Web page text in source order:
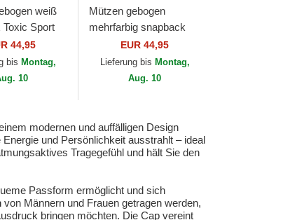
weiß
Sport
Goorin Bros.
44,95
bis Montag,
10
Mützen gebogen
mehrfarbig snapback
The Panther The Farm
Goorin Bros.
EUR 44,95
Lieferung bis Montag,
Aug. 10
modernen und auffälligen Design
und Persönlichkeit ausstrahlt – ideal
Tragegefühl und hält Sie den
Passform ermöglicht und sich
Männern und Frauen getragen werden,
bringen möchten. Die Cap vereint